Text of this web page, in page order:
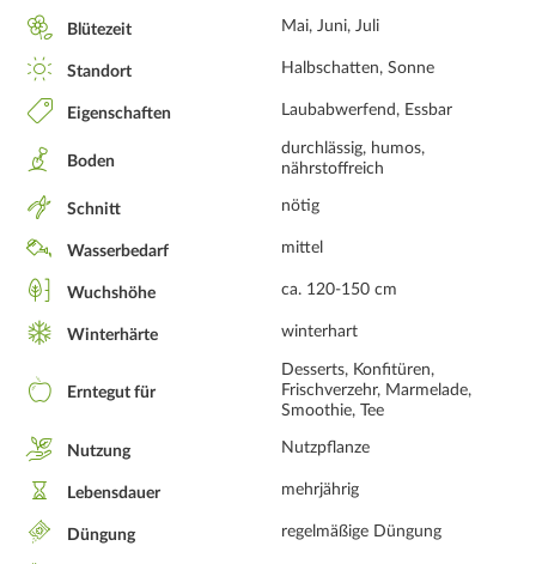
Blütezeit Mai, Juni, Juli
Standort Halbschatten, Sonne
Eigenschaften Laubabwerfend, Essbar
Boden
durchlässig, humos,
nährstoffreich
Schnitt nötig
Wasserbedarf mittel
Wuchshöhe ca. 120-150 cm
Winterhärte winterhart
Erntegut für
Desserts, Konfitüren,
Frischverzehr, Marmelade,
Smoothie, Tee
Nutzung Nutzpflanze
Lebensdauer mehrjährig
Düngung regelmäßige Düngung